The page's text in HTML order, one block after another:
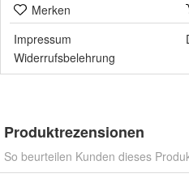
Merken
Impressum
Widerrufsbelehrung
Produktrezensionen
So beurteilen Kunden dieses